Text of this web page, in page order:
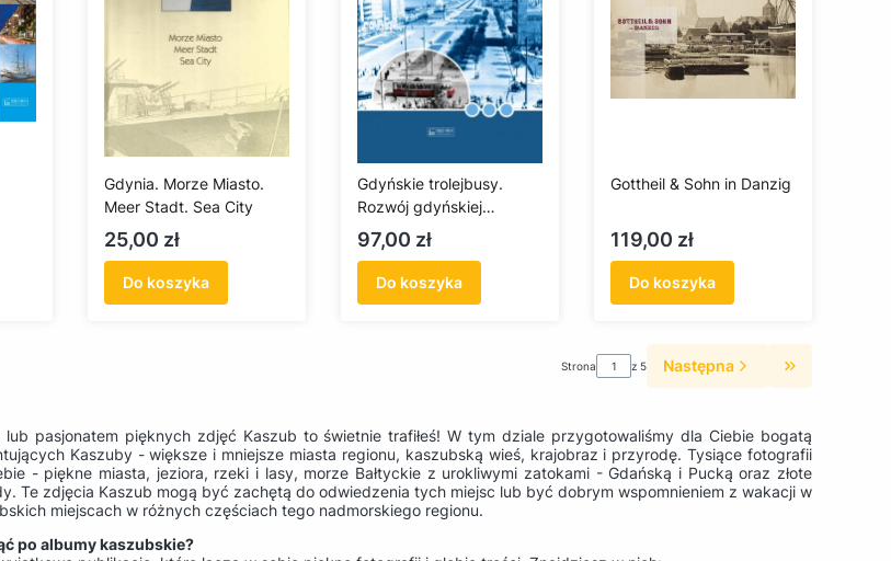
Gdynia. Morze Miasto.
Meer Stadt. Sea City
Cena
25,00 zł
Do koszyka
Gdyńskie trolejbusy.
Rozwój gdyńskiej
komunikacji trolejbusowej
w latach 1943–2023
Cena
97,00 zł
Do koszyka
Gottheil & Sohn in Danzig
Cena
119,00 zł
Do koszyka
Strona z 5 Następna Przejdź do
lub pasjonatem pięknych zdjęć Kaszub to świetnie trafiłeś! W tym dziale przygotowaliśmy dla Ciebie bogatą
Kaszuby - większe i mniejsze miasta regionu, kaszubską wieś, krajobraz i przyrodę. Tysiące fotografii
- piękne miasta, jeziora, rzeki i lasy, morze Bałtyckie z urokliwymi zatokami - Gdańską i Pucką oraz złote
Te zdjęcia Kaszub mogą być zachętą do odwiedzenia tych miejsc lub być dobrym wspomnieniem z wakacji w
miejscach w różnych częściach tego nadmorskiego regionu.
po albumy kaszubskie?